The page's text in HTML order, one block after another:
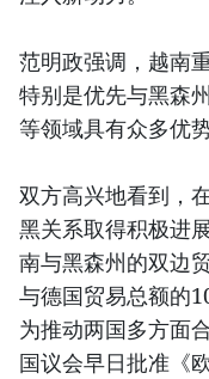
范明政强调，越南
特别是优先与黑森
等领域具有众多优
双方高兴地看到，
黑关系取得积极进
南与黑森州的双边
与德国贸易总额的
为推动两国多方面
国议会早日批准《